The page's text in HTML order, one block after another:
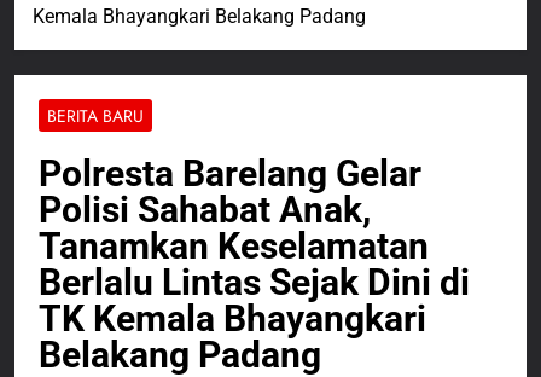
Kemala Bhayangkari Belakang Padang
BERITA BARU
Polresta Barelang Gelar
Polisi Sahabat Anak,
Tanamkan Keselamatan
Berlalu Lintas Sejak Dini di
TK Kemala Bhayangkari
Belakang Padang